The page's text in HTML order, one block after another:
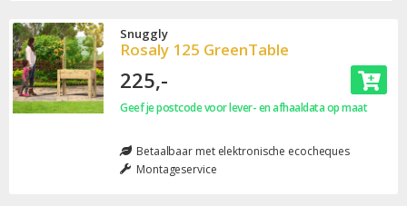
Snuggly
Rosaly 125 GreenTable
225,-
Geef je postcode voor lever- en afhaaldata op maat
Betaalbaar met elektronische ecocheques
Montageservice